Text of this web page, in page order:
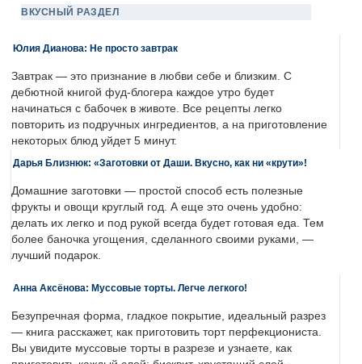
ВКУСНЫЙ РАЗДЕЛ
Юлия Дианова: Не просто завтрак
Завтрак — это признание в любви себе и близким. С
дебютной книгой фуд-блогера каждое утро будет
начинаться с бабочек в животе. Все рецепты легко
повторить из подручных ингредиентов, а на приготовление
некоторых блюд уйдет 5 минут.
Дарья Близнюк: «Заготовки от Даши. Вкусно, как ни «крути»!
Домашние заготовки — простой способ есть полезные
фрукты и овощи круглый год. А еще это очень удобно:
делать их легко и под рукой всегда будет готовая еда. Тем
более баночка угощения, сделанного своими руками, —
лучший подарок.
Анна Аксёнова: Муссовые торты. Легче легкого!
Безупречная форма, гладкое покрытие, идеальный разрез
— книга расскажет, как приготовить торт перфекциониста.
Вы увидите муссовые торты в разрезе и узнаете, как